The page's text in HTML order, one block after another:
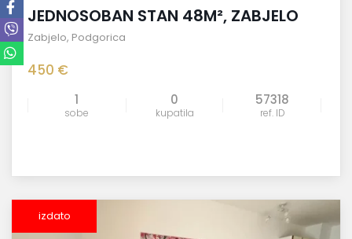
JEDNOSOBAN STAN 48M², ZABJELO
Zabjelo, Podgorica
450 €
1
sobe
0
kupatila
57318
ref. ID
izdato